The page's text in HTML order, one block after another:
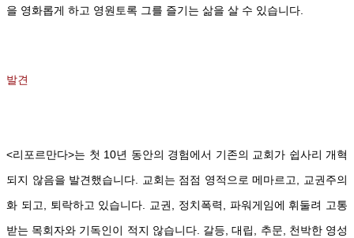
을 영화롭게 하고 영원토록 그를 즐기는 삶을 살 수 있습니다.
발견
<리포르만다>는 첫 10년 동안의 경험에서 기존의 교회가 쉽사리 개혁
되지 않음을 발견했습니다. 교회는 점점 영적으로 메마르고, 교권주의
화 되고, 퇴락하고 있습니다. 교권, 정치폭력, 파워게임에 휘둘려 고통
받는 목회자와 기독인이 적지 않습니다. 갈등, 대립, 추문, 천박한 영성